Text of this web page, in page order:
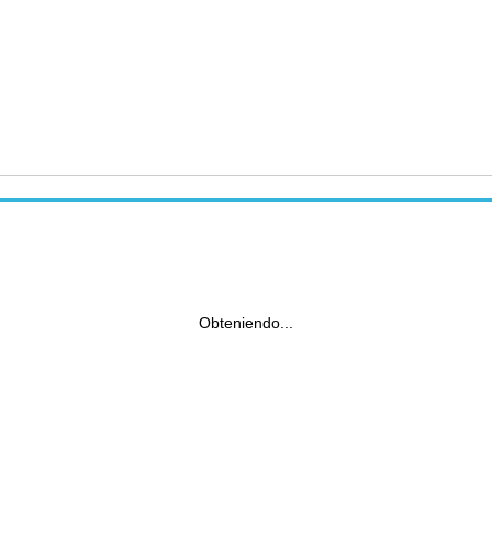
Obteniendo...